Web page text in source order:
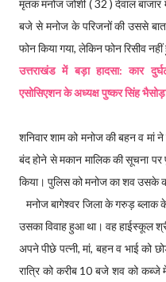
मृतक मनोज जोशी ( 32 ) देवाल बाजार
बजे से मनोज के परिजनों की उससे बात
फोन किया गया, लेकिन फोन रिसीव
उत्तराखंड में बड़ा हादसा: कार
एसोसिएशन के अध्यक्ष पुष्कर सिंह
शनिवार शाम को मनोज की बहन व
बंद होने से मकान मालिक की सूचना
किया। पुलिस को मनोज का शव उसके
मनोज बागेश्वर जिला के गरुड़ ब्लाक
उसका विवाह हुआ था। वह हाईस्कूल
अपने पीछे पत्नी, मां, बहन व भाई को
रात्रि को करीब 10 बजे शव को कब्जे